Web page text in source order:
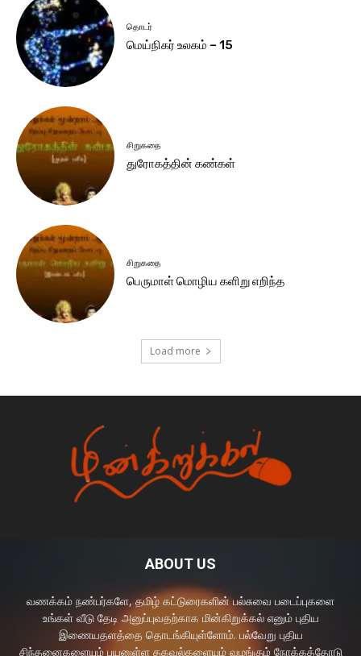
தொடர்
மெய்நிகர் உலகம் – 15
சிறுகதை
துரோகத்தின் கண்கள்
சிறுகதை
பெருமாள் மொழிய களிறு எறிந்த
Load more
ABOUT US
வணக்கம் நண்பர்களே, தமிழ் கட்டுரைகளின் பல்சுவை படைப்புகளை
உங்கள் வீடு தேடி அனுப்புவதற்காக மின்கிறுக்கல் எனும் புதிய
இணையதளத்தை தொடங்கியுள்ளோம். பல்வேறு புதிய
சிந்தனைகளையும் பயனுள்ள தகவல்களையும் வழங்கும் நோக்கத்தோடு